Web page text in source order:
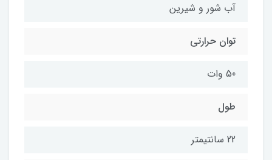
آب شور و شیرین
توان حرارتی
50 وات
طول
22 سانتیمتر